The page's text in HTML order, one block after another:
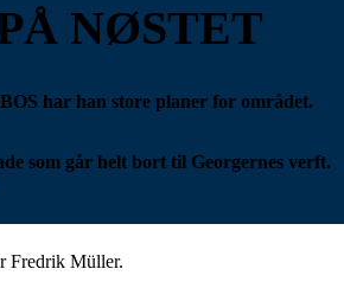
NØSTET
har han store planer for området.
som går helt bort til Georgernes verft.
Fredrik Müller.